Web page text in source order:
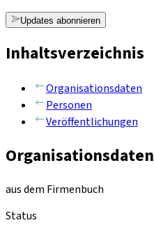
Updates abonnieren
Inhaltsverzeichnis
Organisationsdaten
Personen
Veröffentlichungen
Organisationsdaten
aus dem Firmenbuch
Status